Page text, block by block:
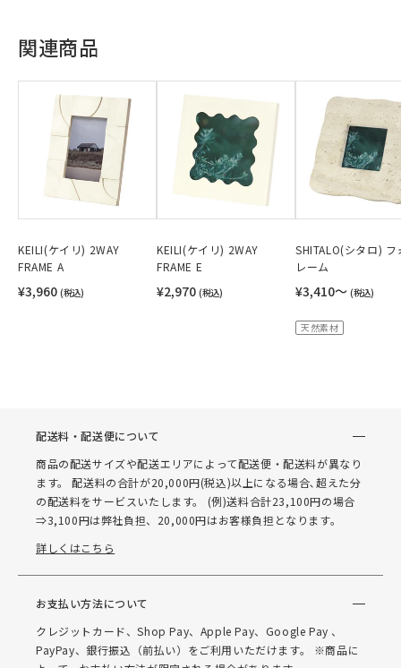
関連商品
KEILI(ケイリ) 2WAY
FRAME A
¥3,960 (税込)
KEILI(ケイリ) 2WAY
FRAME E
¥2,970 (税込)
SHITALO(シタロ) フ
レーム
¥3,410〜 (税込)
天然素材
配送料・配送便について
商品の配送サイズや配送エリアによって配送便・配送料が異なり
ます。 配送料の合計が20,000円(税込)以上になる場合､超えた分
の配送料をサービスいたします。 (例)送料合計23,100円の場合
⇒3,100円は弊社負担、20,000円はお客様負担となります。
詳しくはこちら
お支払い方法について
クレジットカード、Shop Pay、Apple Pay、Google Pay 、
PayPay、銀行振込（前払い）をご利用いただけます。 ※商品に